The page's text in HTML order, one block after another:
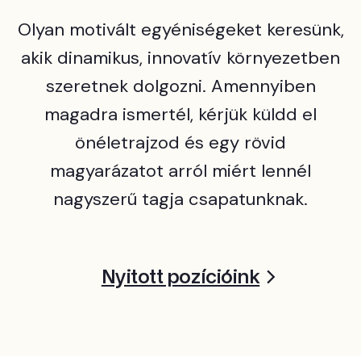
Olyan motivált egyéniségeket keresünk,
akik dinamikus, innovatív környezetben
szeretnek dolgozni. Amennyiben
magadra ismertél, kérjük küldd el
önéletrajzod és egy rövid
magyarázatot arról miért lennél
nagyszerű tagja csapatunknak.
Nyitott pozícióink